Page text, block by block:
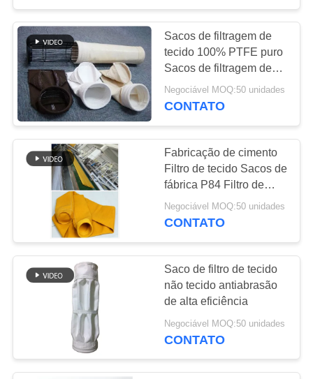
EXCURSÃO
DA
FÁBRICA
CONTROLE
DA
QUALIDADE
CONTACTE-
NOTÍCIA
PEÇA
UMAS
CITAÇÕES
Sacos de filtragem de
tecido 100% PTFE puro
Sacos de filtragem de
plantas
1000mm~8000mm
Negociável MOQ:50 unidades
CONTATO
Fabricação de cimento
Filtro de tecido Sacos de
fábrica P84 Filtro de
tecido Material Máxima
flexibilidade
Negociável MOQ:50 unidades
CONTATO
Saco de filtro de tecido
não tecido antiabrasão
de alta eficiência
Negociável MOQ:50 unidades
CONTATO